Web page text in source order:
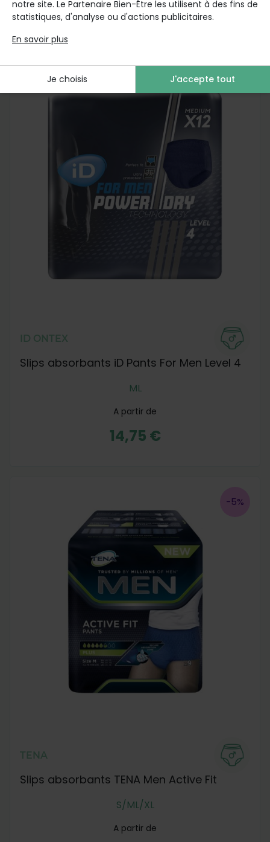
6avis
11,62 €
ID ONTEX
Slips absorbants iD Pants For Men Level 4
ML
A partir de
14,75 €
-5%
TENA
Slips absorbants TENA Men Active Fit
S/ML/XL
A partir de
notre site. Le Partenaire Bien-Être les utilisent à des fins de
statistiques, d'analyse ou d'actions publicitaires.
En savoir plus
Je choisis J'accepte tout